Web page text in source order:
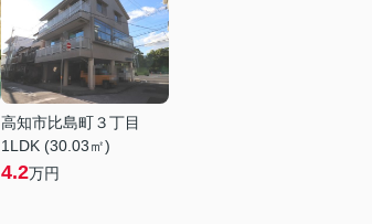
高知市比島町３丁目
1LDK (30.03㎡)
4.2万円